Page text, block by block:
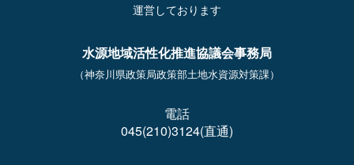
運営しております
水源地域活性化推進協議会事務局
（神奈川県政策局政策部土地水資源対策課）
電話
045(210)3124(直通)